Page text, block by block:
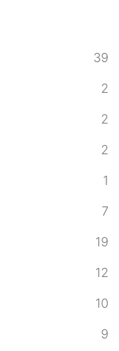
39
2
2
2
1
7
19
12
10
9